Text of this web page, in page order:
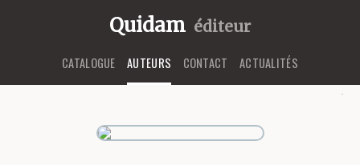
Quidam éditeur
CATALOGUE AUTEURS CONTACT ACTUALITÉS